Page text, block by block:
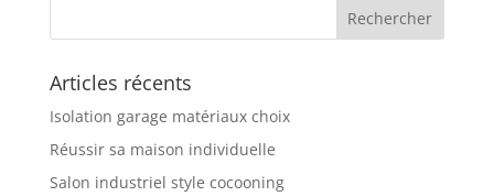
Articles récents
Isolation garage matériaux choix
Réussir sa maison individuelle
Salon industriel style cocooning